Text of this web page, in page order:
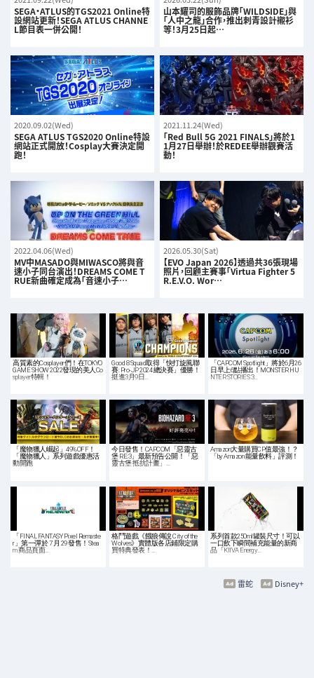
SEGA・ATLUS的TGS2021 Online特
設網站更新！SEGA ATLUS CHANNE
L節目表一併公開！
山本耀司的服飾品牌「WILDSIDE」與
「人中之龍」合作，推出刺青設計襯衫
等！3月25日起…
2020.09.02(Wed)
SEGA ATLUS TGS2020 Online特設
網站正式開放！Cosplay大賽決定開
跑！
2021.11.24(Wed)
「Red Bull 5G 2021 FINALS」將於1
1月27日舉辦！於REDEE舉辦觀賽活
動！
2022.04.06(Wed)
MV中MASADO與MIWASCO將與音
速小子同台演出！DREAMS COME T
RUE新曲確定成為「音速小子…
2026.05.30(Sat)
【EVO Japan 2026】透過共36張現場
照片，回顧主賽事「Virtua Fighter 5
R.E.V.O. Wor…
高質素的Cosplayer們！在TOKYO
GAME SHOW 2022發現的美人Co
splayer特輯！
Good 8 Squad取得「快打旋風聯
賽: Pro-JP 2024 總決賽」優勝！
挺進3月9日…
「CAPCOM Spotlight」將於6月26
日早上6點播出！MONSTER HU
NTER STORIES 3…
「魔物獵人崛起」49%OFF！
「魔物獵人」系列遊戲優惠活
動開跑
今日發售！CAPCOM「惡靈古
堡 RE:3」最新預告公開！「惡
靈古堡 抵抗計畫」…
Amazon大量購買CP值最強！？
「by Amazon 能量飲料」評測！
「FINAL FANTASY Pixel Remaste
r」第一彈於 7 月 29 發售！Stea
m 商品頁面…
格鬥遊戲《餓狼傳說 City of the
Wolves》實體版各店鋪限定購
買特典發表！…
系列首款250ml罐裝尺寸！可以
一口飲下瞬間補充能量的新商
品「KIIVA Energy…
Disney+
雷蛇